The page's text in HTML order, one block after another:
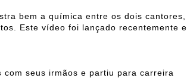
bem a química entre os dois cantores,
Este vídeo foi lançado recentemente e
com seus irmãos e partiu para carreira